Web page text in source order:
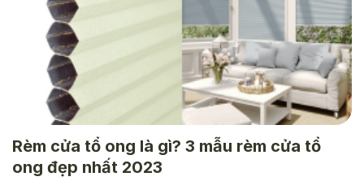
Rèm cửa tổ ong là gì? 3 mẫu rèm cửa tổ
ong đẹp nhất 2023